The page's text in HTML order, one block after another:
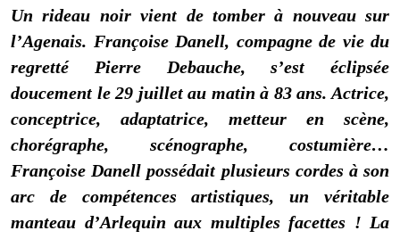
Un rideau noir vient de tomber à nouveau sur
l’Agenais. Françoise Danell, compagne de vie du
regretté Pierre Debauche, s’est éclipsée
doucement le 29 juillet au matin à 83 ans. Actrice,
conceptrice, adaptatrice, metteur en scène,
chorégraphe, scénographe, costumière…
Françoise Danell possédait plusieurs cordes à son
arc de compétences artistiques, un véritable
manteau d’Arlequin aux multiples facettes ! La